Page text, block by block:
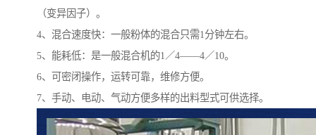
（变异因子）。
4、混合速度快：一般粉体的混合只需1分钟左右。
5、能耗低：是一般混合机的1／4——4／10。
6、可密闭操作，运转可靠，维修方便。
7、手动、电动、气动方便多样的出料型式可供选择。